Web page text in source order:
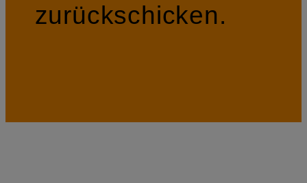
zurückschicken.